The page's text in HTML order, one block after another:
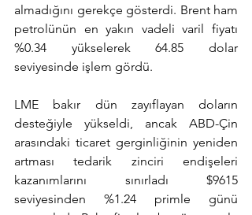
almadığını gerekçe gösterdi. Brent ham
petrolünün en yakın vadeli varil fiyatı
%0.34 yükselerek 64.85 dolar
seviyesinde işlem gördü.
LME bakır dün zayıflayan doların
desteğiyle yükseldi, ancak ABD-Çin
arasındaki ticaret gerginliğinin yeniden
artması tedarik zinciri endişeleri
kazanımlarını sınırladı $9615
seviyesinden %1.24 primle günü